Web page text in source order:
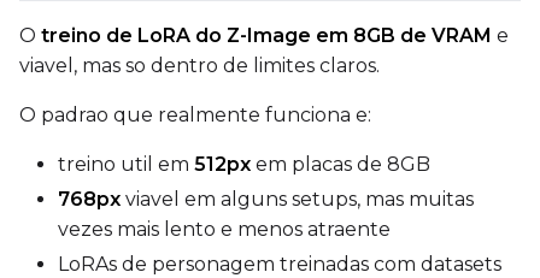
VALIDATION
ADVANCED
DATASETS
O treino de LoRA do Z-Image em 8GB de VRAM e
viavel, mas so dentro de limites claros.
O padrao que realmente funciona e:
treino util em 512px em placas de 8GB
768px viavel em alguns setups, mas muitas
vezes mais lento e menos atraente
LoRAs de personagem treinadas com datasets